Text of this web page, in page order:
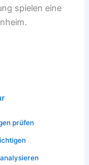
spielen eine
prüfen